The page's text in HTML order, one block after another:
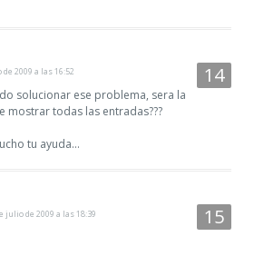
2009 a las 16:52
solucionar ese problema, sera la
mostrar todas las entradas???
tu ayuda...
julio de 2009 a las 18:39